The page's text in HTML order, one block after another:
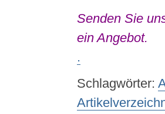
Senden Sie
ein Angebot.
.
Schlagwörter: